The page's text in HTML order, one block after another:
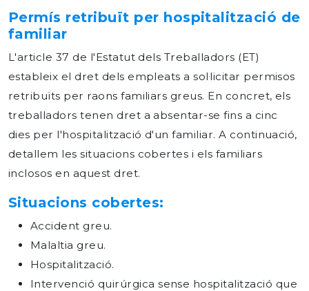
Permís retribuït per hospitalització de
familiar
L'article 37 de l'Estatut dels Treballadors (ET)
estableix el dret dels empleats a sol·licitar permisos
retribuïts per raons familiars greus. En concret, els
treballadors tenen dret a absentar-se fins a cinc
dies per l'hospitalització d'un familiar. A continuació,
detallem les situacions cobertes i els familiars
inclosos en aquest dret.
Situacions cobertes:
Accident greu.
Malaltia greu.
Hospitalització.
Intervenció quirúrgica sense hospitalització que